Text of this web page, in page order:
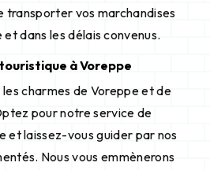
transporter vos marchandises
dans les délais convenus.
à Voreppe
charmes de Voreppe et de
pour notre service de
et laissez-vous guider par nos
Nous vous emmènerons